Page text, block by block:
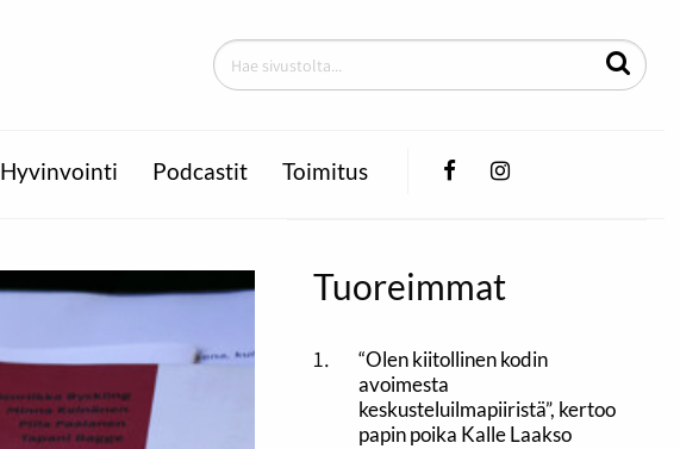
Hyvinvointi Podcastit Toimitus FacebookInstagram
Tuoreimmat
“Olen kiitollinen kodin
avoimesta
keskusteluilmapiiristä”, kertoo
papin poika Kalle Laakso